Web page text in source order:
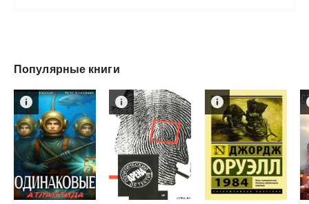
Популярные книги